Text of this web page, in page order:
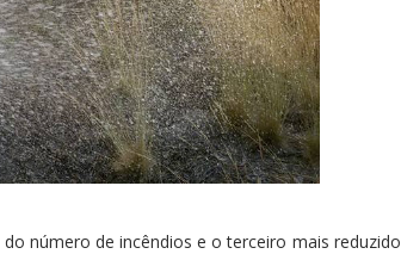
número de incêndios e o terceiro mais reduzido